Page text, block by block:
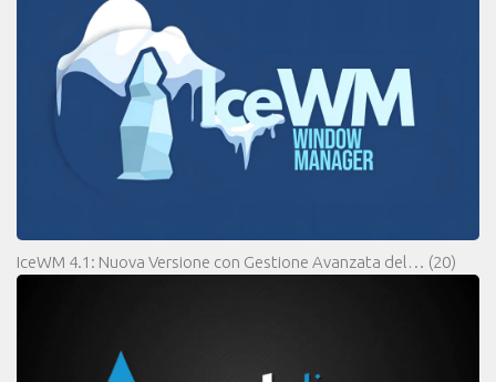
IceWM 4.1: Nuova Versione con Gestione Avanzata del… (20)